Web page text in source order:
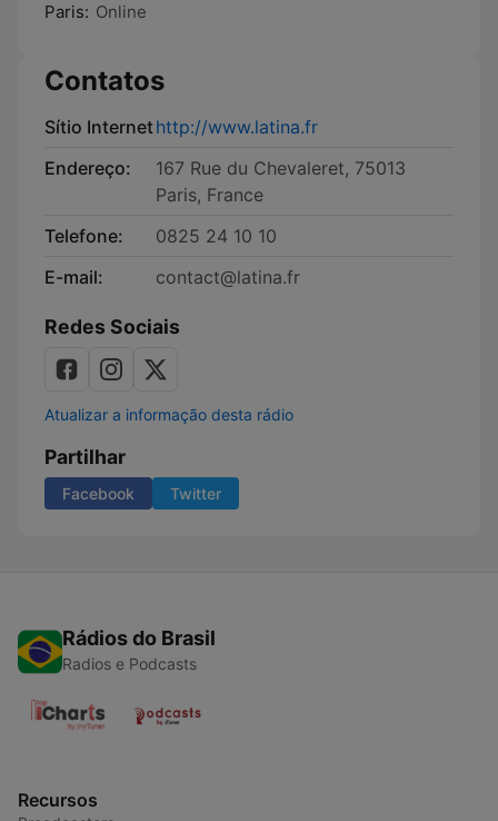
Paris: Online
Contatos
Sítio Internethttp://www.latina.fr
Endereço:
167 Rue du Chevaleret, 75013
Paris, France
Telefone:
0825 24 10 10
E-mail:
contact@latina.fr
Redes Sociais
Atualizar a informação desta rádio
Partilhar
Facebook Twitter
Rádios do Brasil
Radios e Podcasts
Recursos